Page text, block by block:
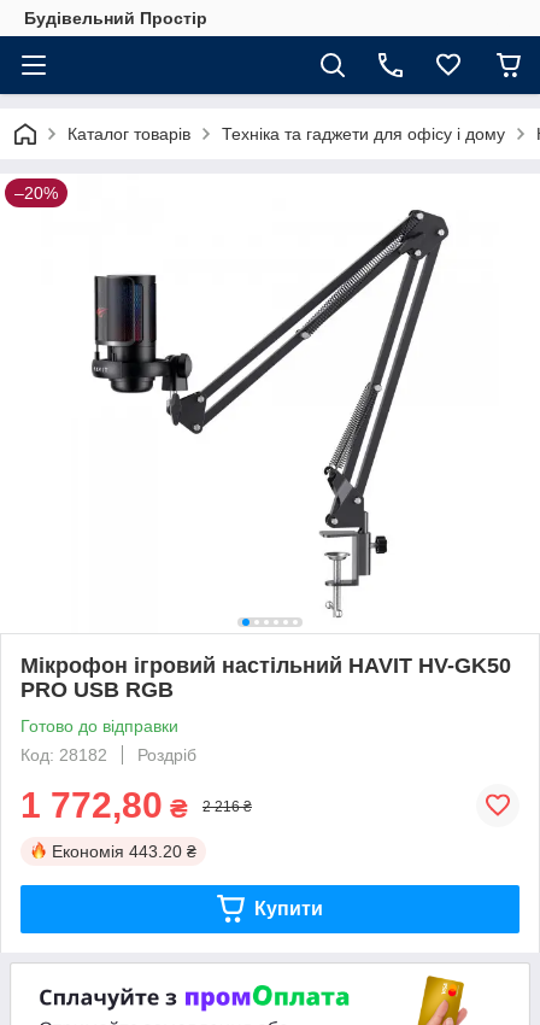
Будівельний Простір
Каталог товарів Техніка та гаджети для офісу і дому
–20%
Мікрофон ігровий настільний HAVIT HV-GK50
PRO USB RGB
Готово до відправки
Код: 28182
Роздріб
1 772,80 ₴ 2 216 ₴
Економія 443.20 ₴
Купити